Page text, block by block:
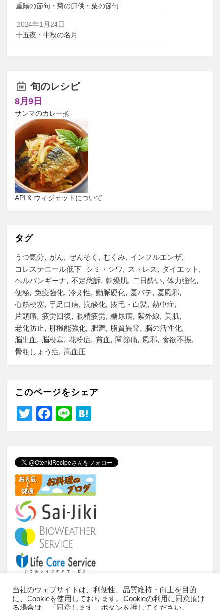
重陽の節句・菊の節供・栗の節句
2024年1月24日
十五夜・中秋の名月
旬のレシピ
8月9日
サンマのカレー煮
API & ウィジェットについて
タグ
うつ気分 がん ぜんそく むくみ
インフルエンザ
コレステロール低下
シミ・シワ ストレス
ダイエット
ヘルパンギーナ
不定愁訴 乾燥肌 二日酔い
体力強化
便秘 免疫強化 冷え性 動脈硬化 夏バテ
夏風邪
心筋梗塞 手足口病 抗酸化 抜毛・白髪 熱中症
片頭痛
疲労回復 眼精疲労 糖尿病 紫外線
美肌
老化防止
肝機能強化 肥満 脂質異常
脳の活性化
脳出血
脳梗塞 花粉症 貧血 関節痛 風邪 食欲不振
骨粗しょう症
高血圧
このページをシェア
T
er
F
e
b
o
o
k
Li
n
a
当サイトについて ご利用条件 推奨環境
当社のウェブサイトは、利便性、品質維持・向上を目的
に、Cookieを使用しております。Cookieの利用に同意頂け
る場合は、「同意します」ボタンを押してください。